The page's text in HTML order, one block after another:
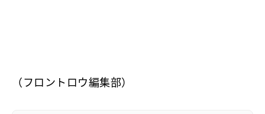
（フロントロウ編集部）